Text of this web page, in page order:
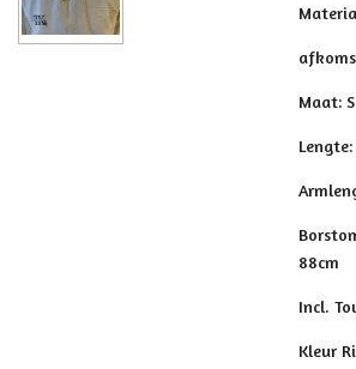
Maat: S
88cm
Incl.
Kleur